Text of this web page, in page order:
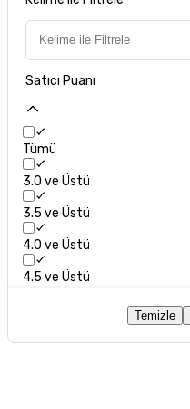
Satıcı Puanı
Tümü
3.0 ve Üstü
3.5 ve Üstü
4.0 ve Üstü
4.5 ve Üstü
Temizle